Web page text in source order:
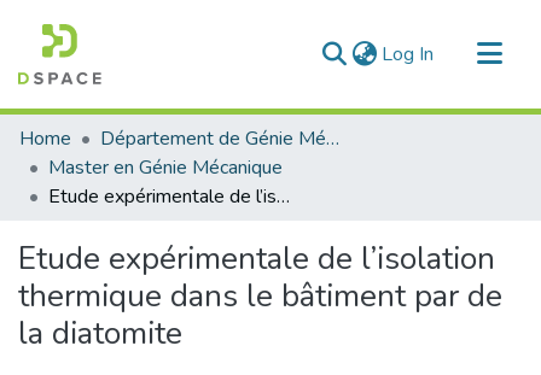
Log In (current)
Communities & Collections
All of DSpace
Statistics
Home
Département de Génie Mécanique
Master en Génie Mécanique
Etude expérimentale de l’isolation thermique dans le bâtiment par de la diatomite
Etude expérimentale de l’isolation
thermique dans le bâtiment par de
la diatomite